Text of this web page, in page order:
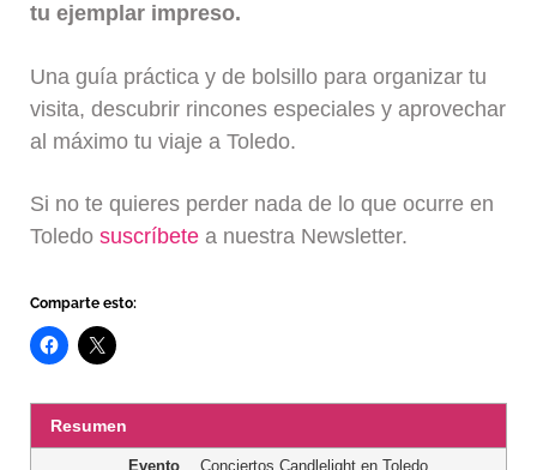
tu ejemplar impreso.
Una guía práctica y de bolsillo para organizar tu
visita, descubrir rincones especiales y aprovechar
al máximo tu viaje a Toledo.
Si no te quieres perder nada de lo que ocurre en
Toledosuscríbete a nuestra Newsletter.
Comparte esto:
Resumen
Evento Conciertos Candlelight en Toledo